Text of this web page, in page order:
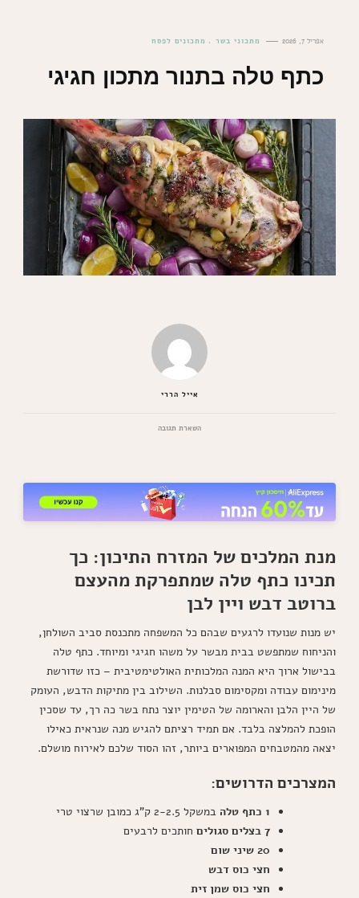
אפריל 7, 2026 מתכוני בשר מתכונים לפסח
כתף טלה בתנור מתכון חגיגי
אייל הררי
השארת תגובהבנושא
חגיגי
מנת המלכים של המזרח התיכון: כך
תכינו כתף טלה שמתפרקת מהעצם
ברוטב דבש ויין לבן
יש מנות שנועדו לרגעים שבהם כל המשפחה מתכנסת סביב השולחן,
והניחוח שמתפשט בבית מבשר על משהו חגיגי ומיוחד. כתף טלה
בבישול ארוך היא המנה המלכותית האולטימטיבית – כזו שדורשת
מינימום עבודה ומקסימום סבלנות. השילוב בין מתיקות הדבש, העומק
של היין הלבן והארומה של הטימין יוצר נתח בשר כה רך, עד שסכין
הופכת להמלצה בלבד. אם תמיד רציתם להגיש מנה שנראית כאילו
יצאה מהמטבחים המפוארים ביותר, זהו הסוד שלכם לאירוח מושלם.
המצרכים הדרושים:
1 כתף טלה
במשקל 2-2.5 ק"ג כמובן שרצוי טרי
7 בצלים סגולים
חותכים לרבעים
20 שיני שום
חצי כוס דבש
חצי כוס שמן זית